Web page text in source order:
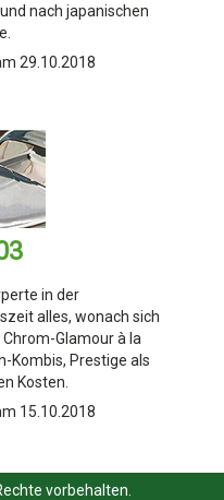
nach japanischen
29.10.2018
in der
alles, wonach sich
Glamour à la
Kombis, Prestige als
Kosten.
15.10.2018
vorbehalten.